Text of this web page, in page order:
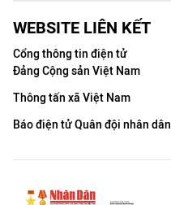
WEBSITE LIÊN KẾT
Cổng thông tin điện tử
Đảng Cộng sản Việt Nam
Thông tấn xã Việt Nam
Báo điện tử Quân đội nhân dân